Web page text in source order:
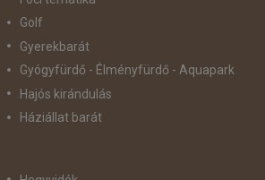
Golf
Gyerekbarát
Gyógyfürdő - Élményfürdő - Aquapark
Hajós kirándulás
Háziállat barát